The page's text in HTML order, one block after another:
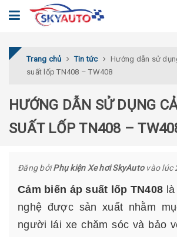
Trang chủ Tin tức
Hướng dẫn sử
suất lốp TN408 – TW408
HƯỚNG DẪN SỬ DỤNG
SUẤT LỐP TN408 –
Đăng bởiPhụ kiện Xe hơi SkyAutovào lúc
Cảm biến áp suất lốp TN408
nghệ được sản xuất nhằm
người lái xe chăm sóc và bảo